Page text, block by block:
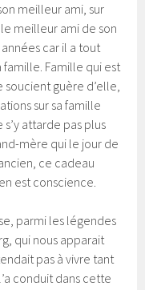
meilleur ami, sur
meilleur ami de son
car il a tout
Famille qui est
soucient guère d’elle,
sur sa famille
s’y attarde pas plus
mère qui le jour de
ce cadeau
est conscience.
parmi les légendes
qui nous apparait
pas à vivre tant
conduit dans cette